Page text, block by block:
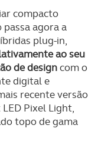
compacto
agora a
plug-in,
ao seu
de designcom o
digital e
recente versão
Pixel Light,
topo de gama